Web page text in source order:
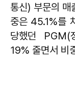
통신) 부문의
중은 45.1%를
당했던 PGM(
19% 줄면서 비